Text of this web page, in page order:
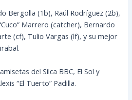
Bergolla (1b), Raúl Rodríguez (2b),
Marrero (catcher), Bernardo
(cf), Tulio Vargas (lf), y su mejor
del Silca BBC, El Sol y
“El Tuerto” Padilla.